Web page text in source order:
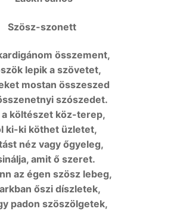
Szösz-szonett
összement,
lepik a szövetet,
mostan összeszed
szószedet.
a költészet köz-terep,
ki-ki köthet üzletet,
néz vagy őgyeleg,
amit ő szeret.
az égen szösz lebeg,
őszi díszletek,
padon szöszölgetek,